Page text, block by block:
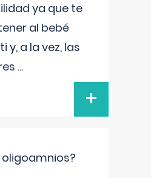
ya que te
al bebé
y, a la vez, las
...
+
oligoamnios?